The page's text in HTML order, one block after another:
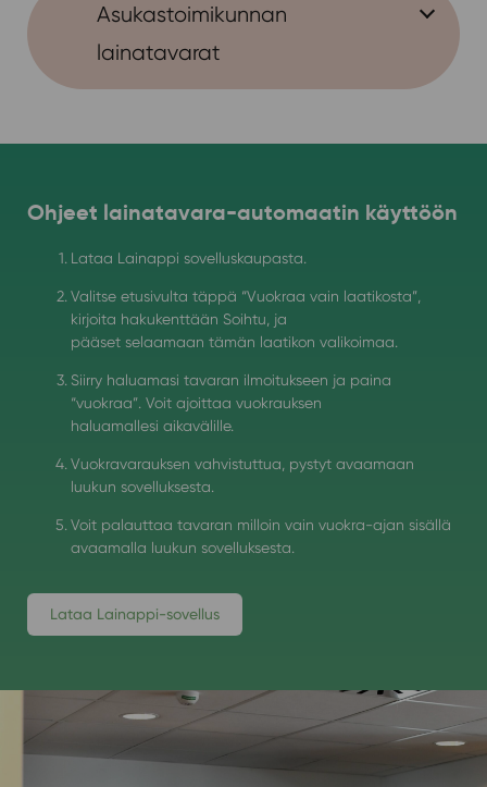
Asukastoimikunnan
lainatavarat
Ohjeet lainatavara-automaatin käyttöön
Lataa Lainappi sovelluskaupasta.
Valitse etusivulta täppä “Vuokraa vain laatikosta”,
kirjoita hakukenttään Soihtu, ja
pääset selaamaan tämän laatikon valikoimaa.
Siirry haluamasi tavaran ilmoitukseen ja paina
“vuokraa”. Voit ajoittaa vuokrauksen
haluamallesi aikavälille.
Vuokravarauksen vahvistuttua, pystyt avaamaan
luukun sovelluksesta.
Voit palauttaa tavaran milloin vain vuokra-ajan sisällä
avaamalla luukun sovelluksesta.
Lataa Lainappi-sovellus